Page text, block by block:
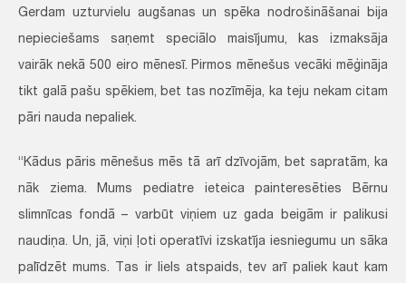
Gerdam uzturvielu augšanas un spēka nodrošināšanai bija
nepieciešams saņemt speciālo maisījumu, kas izmaksāja
vairāk nekā 500 eiro mēnesī. Pirmos mēnešus vecāki mēģināja
tikt galā pašu spēkiem, bet tas nozīmēja, ka teju nekam citam
pāri nauda nepaliek.
“Kādus pāris mēnešus mēs tā arī dzīvojām, bet sapratām, ka
nāk ziema. Mums pediatre ieteica painteresēties Bērnu
slimnīcas fondā – varbūt viņiem uz gada beigām ir palikusi
naudiņa. Un, jā, viņi ļoti operatīvi izskatīja iesniegumu un sāka
palīdzēt mums. Tas ir liels atspaids, tev arī paliek kaut kam